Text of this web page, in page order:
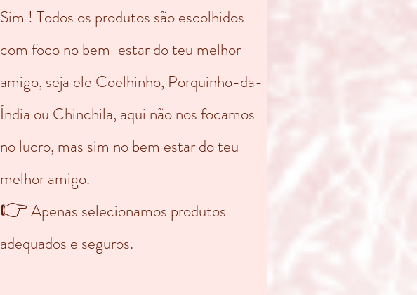
Sim ! Todos os produtos são escolhidos
com foco no bem-estar do teu melhor
amigo, seja ele Coelhinho, Porquinho-da-
Índia ou Chinchila, aqui não nos focamos
no lucro, mas sim no bem estar do teu
melhor amigo.
👉Apenas selecionamos produtos
adequados e seguros.